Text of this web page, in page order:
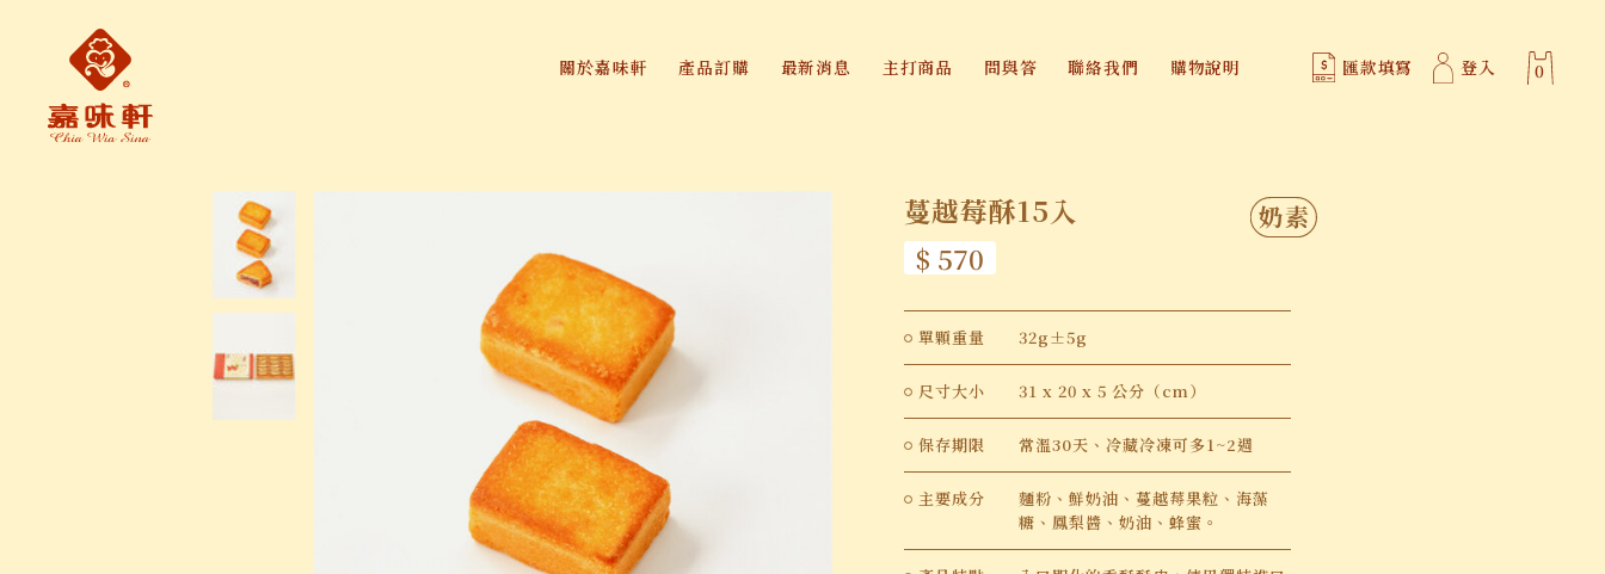
關於嘉味軒 產品訂購 最新消息 主打商品 問與答 聯絡我們 購物說明
蔓越莓酥15入
$570
單顆重量 32g±5g
尺寸大小 31 x 20 x 5 公分（cm）
保存期限 常溫30天、冷藏冷凍可多1~2週
主要成分
麵粉、鮮奶油、蔓越莓果粒、海藻
糖、鳳梨醬、奶油、蜂蜜。
價錢